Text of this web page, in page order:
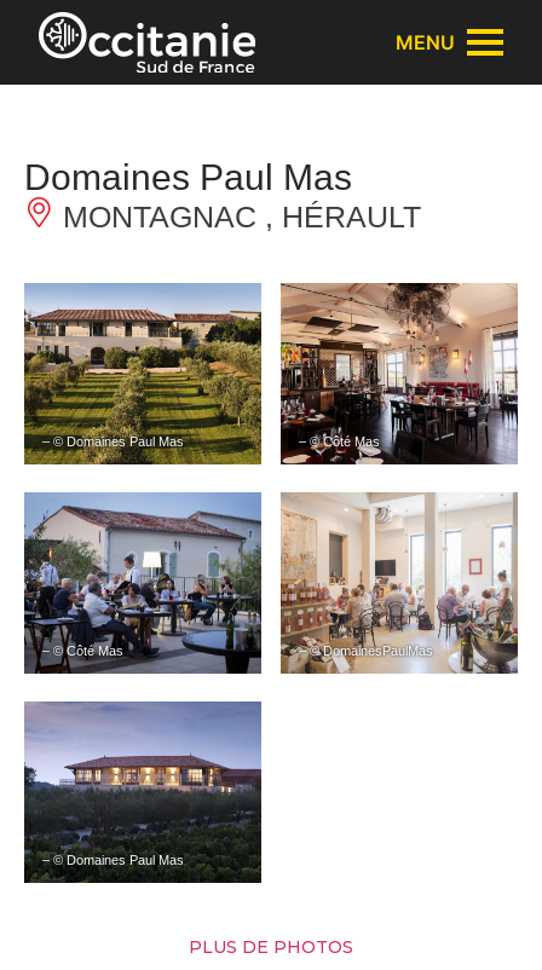
Panneau de gestion des cookies
MENU
Domaines Paul Mas
MONTAGNAC , HÉRAULT
– © Domaines Paul Mas – © Côté Mas
– © Côté Mas – © DomainesPaulMas
– © Domaines Paul Mas
PLUS DE PHOTOS